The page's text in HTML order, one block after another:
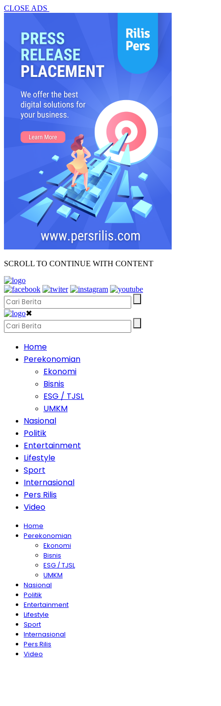
CLOSE ADS
SCROLL TO CONTINUE WITH CONTENT
✖
Home
Perekonomian
Ekonomi
Bisnis
ESG / TJSL
UMKM
Nasional
Politik
Entertainment
Lifestyle
Sport
Internasional
Pers Rilis
Video
Home
Perekonomian
Ekonomi
Bisnis
ESG / TJSL
UMKM
Nasional
Politik
Entertainment
Lifestyle
Sport
Internasional
Pers Rilis
Video